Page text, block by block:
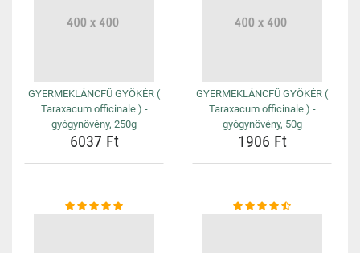
GYERMEKLÁNCFŰ GYÖKÉR (
Taraxacum officinale ) -
gyógynövény, 250g
6037 Ft
GYERMEKLÁNCFŰ GYÖKÉR (
Taraxacum officinale ) -
gyógynövény, 50g
1906 Ft